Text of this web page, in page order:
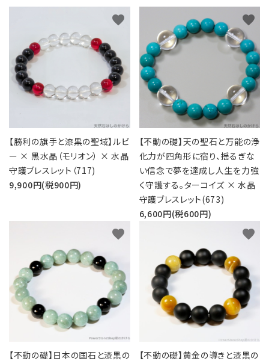
ラ行
5月誕生石
6月誕生石
7月誕生石
9月誕生石
12月誕生石
幸運系
の礎】
五芒星の
形【星辰の
六芒星の
形【万象の
調和】
天珠【悠久
の叡智】
ピアス・イヤリ
ング【星のひとし
ずく】
願い事から選ぶ
シリーズから選ぶ
配送・送料について
特定商取引法に基づく表記
プライバシーポリシー
【勝利の旗手と漆黒の聖域】ルビ
ー × 黒水晶（モリオン） × 水晶
守護ブレスレット（717)
9,900円(税900円)
favorite
【不動の礎】天の聖石と万能の浄
化力が四角形に宿り、揺るぎな
い信念で夢を達成し人生を力強
く守護する。ターコイズ × 水晶
守護ブレスレット(673)
6,600円(税600円)
favorite
【不動の礎】日本の国石と漆黒の
favorite
【不動の礎】黄金の導きと漆黒の
favorite